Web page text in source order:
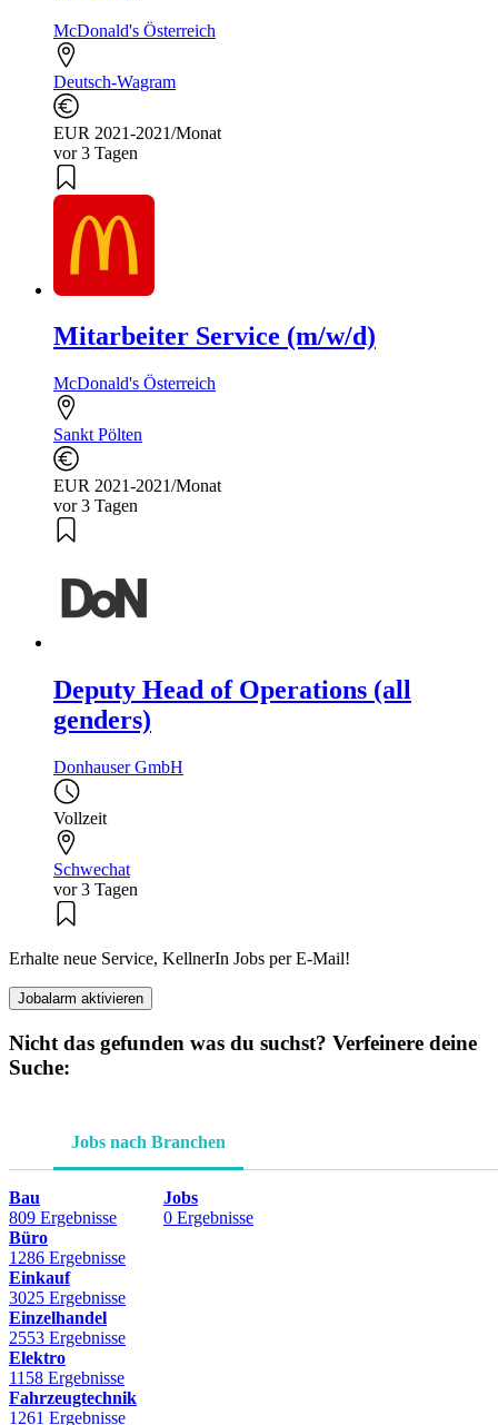
McDonald's Österreich
Deutsch-Wagram
EUR 2021-2021/Monat
vor 3 Tagen
Mitarbeiter Service (m/w/d)
McDonald's Österreich
Sankt Pölten
EUR 2021-2021/Monat
vor 3 Tagen
Deputy Head of Operations (all
genders)
Donhauser GmbH
Vollzeit
Schwechat
vor 3 Tagen
Erhalte neue Service, KellnerIn Jobs per E-Mail!
Jobalarm aktivieren
Nicht das gefunden was du suchst? Verfeinere deine
Suche:
Jobs nach Branchen
Bau
809 Ergebnisse
Büro
1286 Ergebnisse
Einkauf
3025 Ergebnisse
Einzelhandel
2553 Ergebnisse
Elektro
1158 Ergebnisse
Fahrzeugtechnik
1261 Ergebnisse
Jobs
0 Ergebnisse